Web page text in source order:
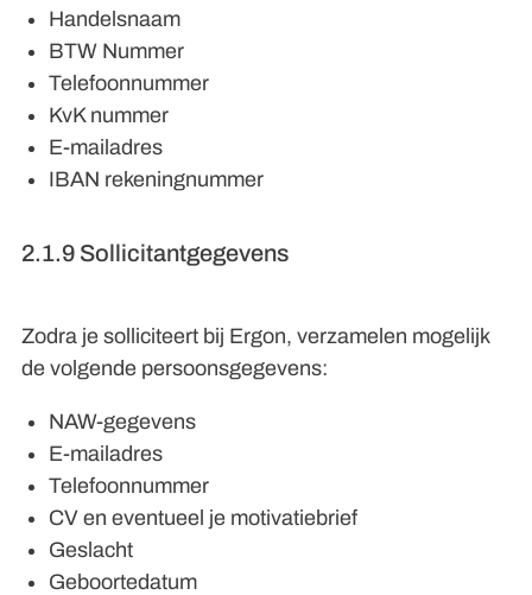
Handelsnaam
BTW Nummer
Telefoonnummer
KvK nummer
E-mailadres
IBAN rekeningnummer
2.1.9 Sollicitantgegevens
Zodra je solliciteert bij Ergon, verzamelen mogelijk
de volgende persoonsgegevens:
NAW-gegevens
E-mailadres
Telefoonnummer
CV en eventueel je motivatiebrief
Geslacht
Geboortedatum